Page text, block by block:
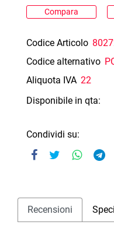
Compara
Codice Articolo
Codice alternativo
Aliquota IVA 22
Disponibile in qta:
Condividi su:
Recensioni